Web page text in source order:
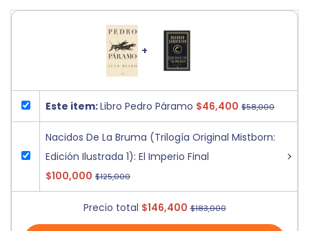
+
Este item:Libro Pedro Páramo $46,400 $58,000
Nacidos De La Bruma (Trilogía Original Mistborn:
Edición Ilustrada 1): El Imperio Final
$100,000 $125,000
Precio total $146,400 $183,000